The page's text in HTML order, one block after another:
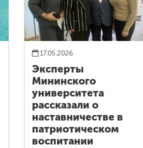
17.05.2026
Эксперты
Мининского
университета
рассказали о
наставничестве в
патриотическом
воспитании